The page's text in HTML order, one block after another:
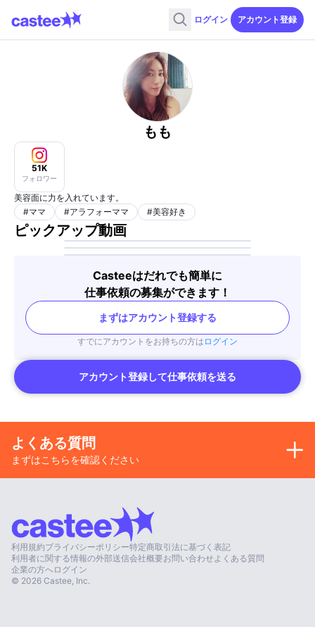
ログイン アカウント登録
もも
51K
フォロワー
美容面に力を入れています。
#ママ #アラフォーママ #美容好き
ピックアップ動画
Casteeはだれでも簡単に
仕事依頼の募集ができます！
まずはアカウント登録する
すでにアカウントをお持ちの方は ログイン
アカウント登録して仕事依頼を送る
よくある質問
まずはこちらを確認ください
利用規約プライバシーポリシー特定商取引法に基づく表記
利用者に関する情報の外部送信会社概要お問い合わせ よくある質問
企業の方へログイン
© 2026 Castee, Inc.